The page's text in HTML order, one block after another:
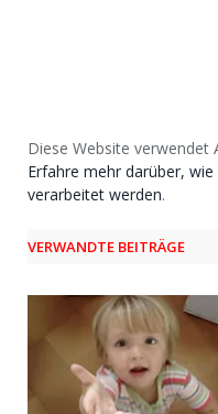
Diese Website verwendet
Erfahre mehr darüber,
verarbeitet werden.
VERWANDTE BEITRÄGE